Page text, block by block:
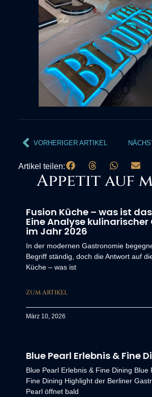
VORHERIGER ARTIKEL
Artikel teilen:
Appetit auf
Fusion Küche – was ist
Eine Analyse kulinarischer
im Jahr 2026
In der modernen Gastronomie
Begriff ständig, doch die Antwort auf
Küche – was ist
ZUM ARTIKEL
März 10, 2026
Blue Pearl Erlebnis & Fine
Blue Pearl Erlebnis & Fine Dining Blue
Fine Dining Highlight der Berliner
Pearl öffnet bald